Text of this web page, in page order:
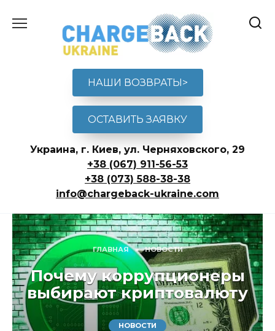
содержанию
НАШИ ВОЗВРАТЫ>
ОСТАВИТЬ ЗАЯВКУ
Украина, г. Киев, ул. Черняховского, 29
+38 (067) 911-56-53
+38 (073) 588-38-38
info@chargeback-ukraine.com
ГЛАВНАЯ » НОВОСТИ
Почему коррупционеры
выбирают криптовалюту
НОВОСТИ